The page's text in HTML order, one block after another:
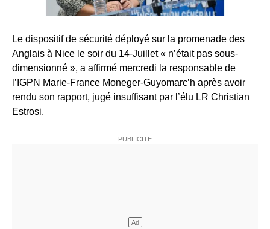
Le dispositif de sécurité déployé sur la promenade des
Anglais à Nice le soir du 14-Juillet « n’était pas sous-
dimensionné », a affirmé mercredi la responsable de
l’IGPN Marie-France Moneger-Guyomarc’h après avoir
rendu son rapport, jugé insuffisant par l’élu LR Christian
Estrosi.